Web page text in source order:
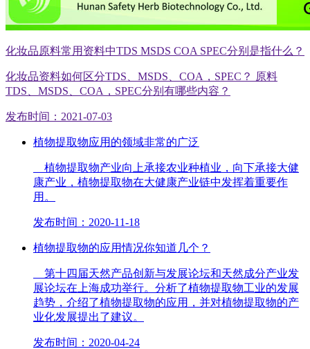
化妆品原料常用资料中TDS MSDS COA SPEC分别是指什么？
化妆品资料如何区分TDS、MSDS、COA，SPEC？ 原料
TDS、MSDS、COA，SPEC分别有哪些内容？
发布时间：2021-07-03
植物提取物应用的领域非常的广泛
植物提取物产业向上承接农业种植业，向下承接大健
康产业，植物提取物在大健康产业链中发挥着重要作
用。
发布时间：2020-11-18
植物提取物的应用情况你知道几个？
第十四届天然产品创新与发展论坛和天然成分产业发
展论坛在上海成功举行。分析了植物提取物工业的发展
趋势，介绍了植物提取物的应用，并对植物提取物的产
业化发展提出了建议。
发布时间：2020-04-24